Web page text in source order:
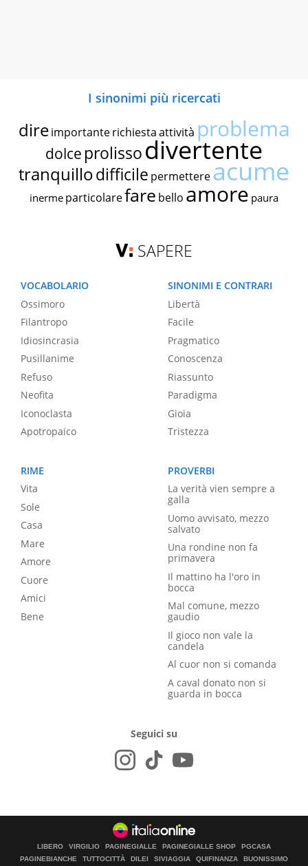
I sinonimi più ricercati
dire importante richiestaattività problema
dolce prolissodivertente
tranquillodifficile permettereacume
inerme particolarefare bello amore paura
SAPERE
VOCABOLARIO
Ossimoro
Filantropo
Idiosincrasia
Pusillanime
Refuso
Neofita
Iconoclasta
Apotropaico
SINONIMI E CONTRARI
Libertà
Facile
Pragmatico
Conoscenza
Riassunto
Paradigma
Gioia
Tristezza
RIME
Vita
Sole
Casa
Mare
Amore
Cuore
Amici
Bene
PROVERBI
La verità vien sempre a
galla
Uomo avvisato, mezzo
salvato
Una rondine non fa
primavera
Il mattino ha l'oro in
bocca
Mal comune, mezzo
gaudio
Il gioco non vale la
candela
Al cuor non si comanda
A caval donato non si
guarda in bocca
Seguici su
LIBERO VIRGILIO PAGINEGIALLE PAGINEGIALLE SHOP
PGCASA
PAGINEBIANCHE
TUTTOCITTÀ DILEI SIVIAGGIA QUIFINANZA BUONISSIMO